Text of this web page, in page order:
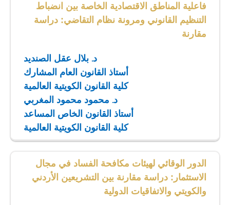
فاعلية المناطق الاقتصادية الخاصة بين انضباط
التنظيم القانوني ومرونة نظام التقاضي: دراسة
مقارنة
د. بلال عقل الصنديد
أستاذ القانون العام المشارك
كلية القانون الكويتية العالمية
د. محمود محمود المغربي
أستاذ القانون الخاص المساعد
كلية القانون الكويتية العالمية
الدور الوقائي لهيئات مكافحة الفساد في مجال
الاستثمار: دراسة مقارنة بين التشريعين الأردني
والكويتي والاتفاقيات الدولية